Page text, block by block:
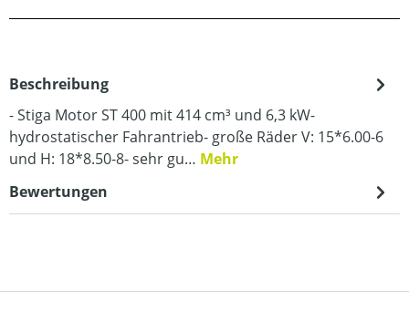
Beschreibung
- Stiga Motor ST 400 mit 414 cm³ und 6,3 kW-
hydrostatischer Fahrantrieb- große Räder V: 15*6.00-6
und H: 18*8.50-8- sehr gu… Mehr
Bewertungen